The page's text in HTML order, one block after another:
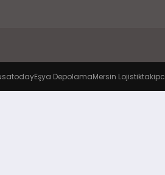
Eşya DepolamaMersin Lojistik